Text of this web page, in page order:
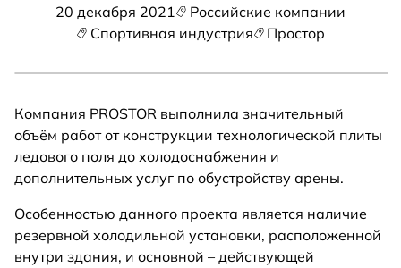
20 декабря 2021
Российские компании
Спортивная индустрия
Простор
Компания PROSTOR выполнила значительный
объём работ от конструкции технологической плиты
ледового поля до холодоснабжения и
дополнительных услуг по обустройству арены.
Особенностью данного проекта является наличие
резервной холодильной установки, расположенной
внутри здания, и основной – действующей